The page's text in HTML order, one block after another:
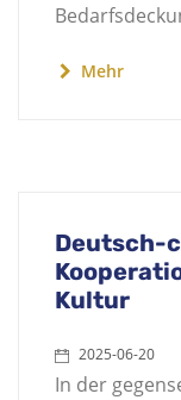
Mehr
Deutsch-
Kultur
2025-06-20
In der